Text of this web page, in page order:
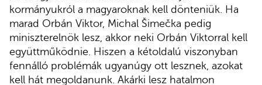
kormányukról a magyaroknak kell dönteniük. Ha
marad Orbán Viktor, Michal Šimečka pedig
miniszterelnök lesz, akkor neki Orbán Viktorral kell
együttműködnie. Hiszen a kétoldalú viszonyban
fennálló problémák ugyanúgy ott lesznek, azokat
kell hát megoldanunk. Akárki lesz hatalmon